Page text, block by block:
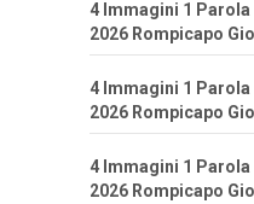
4 Immagini 1
2026 Rompicapo
4 Immagini 1
2026 Rompicapo
4 Immagini 1
2026 Rompicapo